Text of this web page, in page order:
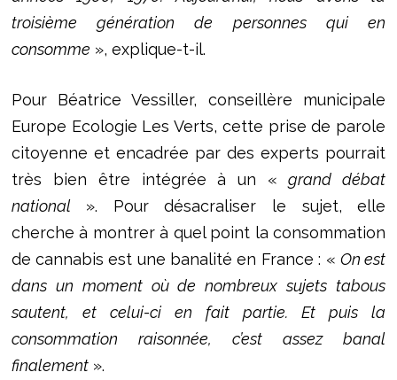
troisième génération de personnes qui en
consomme », explique-t-il.
Pour Béatrice Vessiller, conseillère municipale
Europe Ecologie Les Verts, cette prise de parole
citoyenne et encadrée par des experts pourrait
très bien être intégrée à un « grand débat
national». Pour désacraliser le sujet, elle
cherche à montrer à quel point la consommation
de cannabis est une banalité en France : « On est
dans un moment où de nombreux sujets tabous
sautent, et celui-ci en fait partie. Et puis la
consommation raisonnée, c’est assez banal
finalement».